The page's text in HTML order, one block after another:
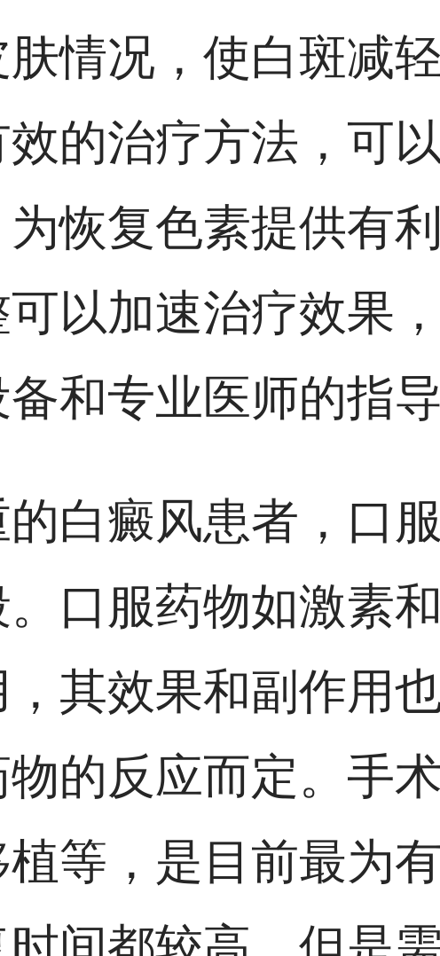
情况，使白斑减
的治疗方法，可
恢复色素提供有
以加速治疗效果
和专业医师的指导
白癜风患者，口
口服药物如激素
其效果和副作用
的反应而定。手
等，是目前最为